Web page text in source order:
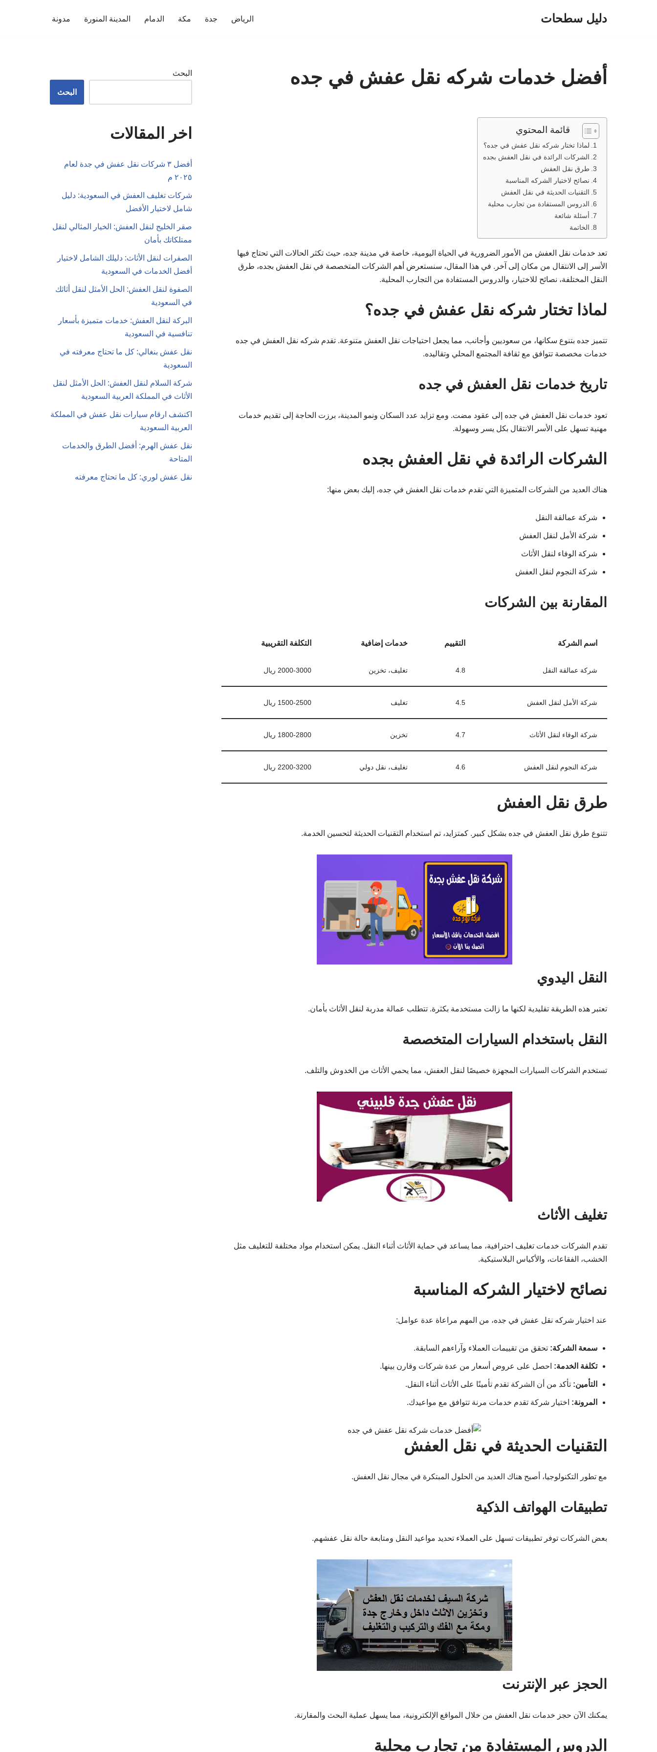
دليل سطحات الرياض جدة مكة الدمام المدينة المنورة مدونة
أفضل خدمات شركه نقل عفش في جده
قائمة المحتوي
لماذا تختار شركه نقل عفش في جده؟
الشركات الرائدة في نقل العفش بجده
طرق نقل العفش
نصائح لاختيار الشركه المناسبة
التقنيات الحديثة في نقل العفش
الدروس المستفادة من تجارب محلية
أسئلة شائعة
الخاتمة
تعد خدمات نقل العفش من الأمور الضرورية في الحياة اليومية، خاصة في مدينة جده، حيث تكثر الحالات التي تحتاج فيها
الأسر إلى الانتقال من مكان إلى آخر. في هذا المقال، سنستعرض أهم الشركات المتخصصة في نقل العفش بجده، طرق
النقل المختلفة، نصائح للاختيار، والدروس المستفادة من التجارب المحلية.
لماذا تختار شركه نقل عفش في جده؟
تتميز جده بتنوع سكانها، من سعوديين وأجانب، مما يجعل احتياجات نقل العفش متنوعة. تقدم شركه نقل العفش في جده
خدمات مخصصة تتوافق مع ثقافة المجتمع المحلي وتقاليده.
تاريخ خدمات نقل العفش في جده
تعود خدمات نقل العفش في جده إلى عقود مضت. ومع تزايد عدد السكان ونمو المدينة، برزت الحاجة إلى تقديم خدمات
مهنية تسهل على الأسر الانتقال بكل يسر وسهولة.
الشركات الرائدة في نقل العفش بجده
هناك العديد من الشركات المتميزة التي تقدم خدمات نقل العفش في جده، إليك بعض منها:
شركة عمالقة النقل
شركة الأمل لنقل العفش
شركة الوفاء لنقل الأثاث
شركة النجوم لنقل العفش
المقارنة بين الشركات
اسم الشركة التقييم خدمات إضافية التكلفة التقريبية
شركة عمالقة النقل 4.8 تغليف، تخزين 2000-3000 ريال
شركة الأمل لنقل العفش 4.5 تغليف 1500-2500 ريال
شركة الوفاء لنقل الأثاث 4.7 تخزين 1800-2800 ريال
شركة النجوم لنقل العفش 4.6 تغليف، نقل دولي 2200-3200 ريال
طرق نقل العفش
تتنوع طرق نقل العفش في جده بشكل كبير. كمتزايد، تم استخدام التقنيات الحديثة لتحسين الخدمة.
النقل اليدوي
تعتبر هذه الطريقة تقليدية لكنها ما زالت مستخدمة بكثرة. تتطلب عمالة مدربة لنقل الأثاث بأمان.
النقل باستخدام السيارات المتخصصة
تستخدم الشركات السيارات المجهزة خصيصًا لنقل العفش، مما يحمي الأثاث من الخدوش والتلف.
تغليف الأثاث
تقدم الشركات خدمات تغليف احترافية، مما يساعد في حماية الأثاث أثناء النقل. يمكن استخدام مواد مختلفة للتغليف مثل
الخشب، الفقاعات، والأكياس البلاستيكية.
نصائح لاختيار الشركه المناسبة
عند اختيار شركه نقل عفش في جده، من المهم مراعاة عدة عوامل:
سمعة الشركة: تحقق من تقييمات العملاء وآراءهم السابقة.
تكلفة الخدمة: احصل على عروض أسعار من عدة شركات وقارن بينها.
التأمين: تأكد من أن الشركة تقدم تأمينًا على الأثاث أثناء النقل.
المرونة: اختيار شركة تقدم خدمات مرنة تتوافق مع مواعيدك.
التقنيات الحديثة في نقل العفش
مع تطور التكنولوجيا، أصبح هناك العديد من الحلول المبتكرة في مجال نقل العفش.
تطبيقات الهواتف الذكية
بعض الشركات توفر تطبيقات تسهل على العملاء تحديد مواعيد النقل ومتابعة حالة نقل عفشهم.
الحجز عبر الإنترنت
يمكنك الآن حجز خدمات نقل العفش من خلال المواقع الإلكترونية، مما يسهل عملية البحث والمقارنة.
الدروس المستفادة من تجارب محلية
البحث
البحث
اخر المقالات
أفضل ٣ شركات نقل عفش في جدة لعام
٢٠٢٥ م
شركات تغليف العفش في السعودية: دليل
شامل لاختيار الأفضل
صقر الخليج لنقل العفش: الخيار المثالي لنقل
ممتلكاتك بأمان
الصفرات لنقل الأثاث: دليلك الشامل لاختيار
أفضل الخدمات في السعودية
الصفوة لنقل العفش: الحل الأمثل لنقل أثاثك
في السعودية
البركة لنقل العفش: خدمات متميزة بأسعار
تنافسية في السعودية
نقل عفش بنغالي: كل ما تحتاج معرفته في
السعودية
شركة السلام لنقل العفش: الحل الأمثل لنقل
الأثاث في المملكة العربية السعودية
اكتشف ارقام سيارات نقل عفش في المملكة
العربية السعودية
نقل عفش الهرم: أفضل الطرق والخدمات
المتاحة
نقل عفش لوري: كل ما تحتاج معرفته